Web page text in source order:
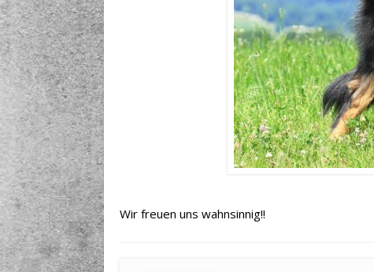
Wir freuen uns wahnsinnig!!